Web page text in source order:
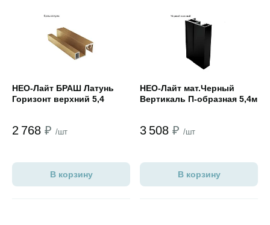
НЕО-Лайт БРАШ Латунь
Горизонт верхний 5,4
2 768 ₽ /шт
Открыть товар
В корзину
НЕО-Лайт мат.Черный
Вертикаль П-образная 5,4м
3 508 ₽ /шт
Открыть товар
В корзину